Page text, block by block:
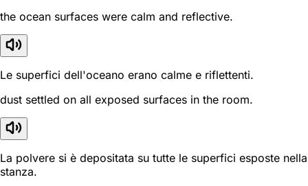
the ocean surfaces were calm and reflective.
Le superfici dell'oceano erano calme e riflettenti.
dust settled on all exposed surfaces in the room.
La polvere si è depositata su tutte le superfici esposte nella
stanza.